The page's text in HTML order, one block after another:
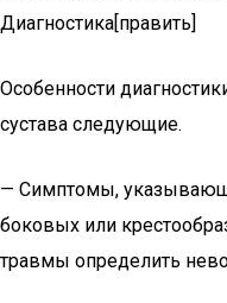
Диагностика[править]
Особенности
сустава следующие.
— Симптомы,
боковых или
травмы определить